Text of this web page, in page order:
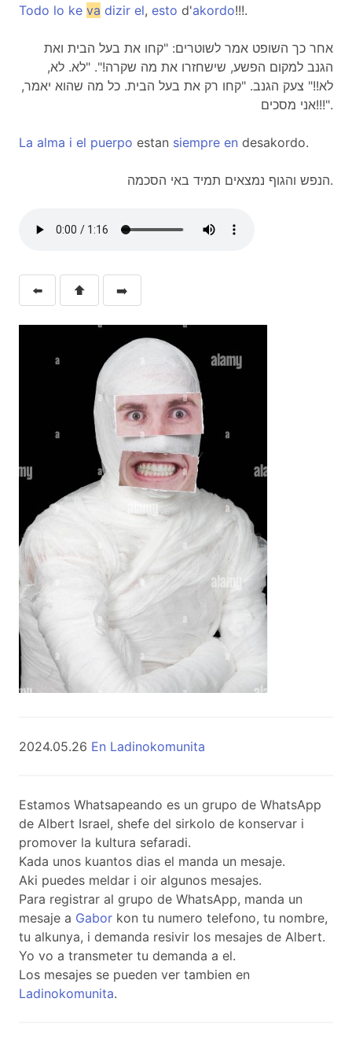
Todo lo ke va dizir el, esto d'akordo!!!.
אחר כך השופט אמר לשוטרים: "קחו את בעל הבית ואת
הגנב למקום הפשע, שישחזרו את מה שקרה!". "לא. לא,
לא!!" צעק הגנב. "קחו רק את בעל הבית. כל מה שהוא יאמר,
אני מסכים!!!".
La alma i el puerpo estan siempre en desakordo.
הנפש והגוף נמצאים תמיד באי הסכמה.
⬅️ ⬆️ ➡️
2024.05.26 En Ladinokomunita
Estamos Whatsapeando es un grupo de WhatsApp
de Albert Israel, shefe del sirkolo de konservar i
promover la kultura sefaradi.
Kada unos kuantos dias el manda un mesaje.
Aki puedes meldar i oir algunos mesajes.
Para registrar al grupo de WhatsApp, manda un
mesaje a Gabor kon tu numero telefono, tu nombre,
tu alkunya, i demanda resivir los mesajes de Albert.
Yo vo a transmeter tu demanda a el.
Los mesajes se pueden ver tambien en
Ladinokomunita.